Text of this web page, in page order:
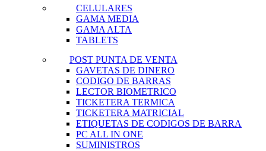
CELULARES
GAMA MEDIA
GAMA ALTA
TABLETS
POST PUNTA DE VENTA
GAVETAS DE DINERO
CODIGO DE BARRAS
LECTOR BIOMETRICO
TICKETERA TERMICA
TICKETERA MATRICIAL
ETIQUETAS DE CODIGOS DE BARRA
PC ALL IN ONE
SUMINISTROS